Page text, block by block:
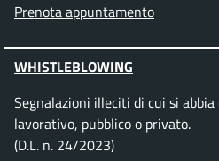
Prenota appuntamento
WHISTLEBLOWING
Segnalazioni illeciti di cui si
lavorativo, pubblico o privato.
(D.L. n. 24/2023)